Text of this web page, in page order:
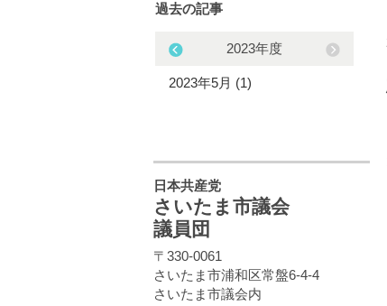
過去の記事
2023年度
2023年5月 (1)
日本共産党
さいたま市議会
議員団
〒330-0061
さいたま市浦和区常盤6-4-4
さいたま市議会内